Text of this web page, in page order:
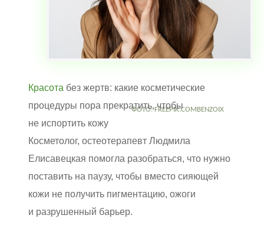
Красота без жертв: какие косметические
процедуры пора прекратить, чтобы
не испортить кожу
ФОТО: FREEPIK.COMBENZOIX
Косметолог, остеотерапевт Людмила
Елисавецкая помогла разобраться, что нужно
поставить на паузу, чтобы вместо сияющей
кожи не получить пигментацию, ожоги
и разрушенный барьер.